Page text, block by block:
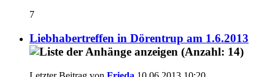
7
Liebhabertreffen in Dörentrup am 1.6.2013